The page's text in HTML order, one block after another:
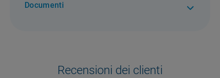
Documenti
Recensioni dei clienti